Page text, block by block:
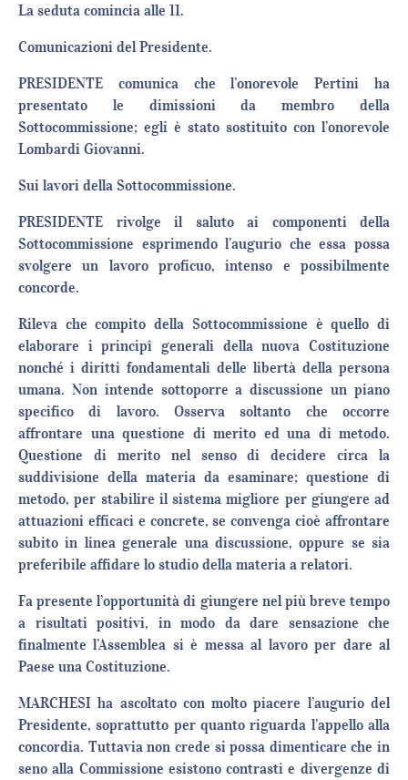
La seduta comincia alle 11.
Comunicazioni del Presidente.
PRESIDENTE comunica che l’onorevole Pertini ha
presentato le dimissioni da membro della
Sottocommissione; egli è stato sostituito con l’onorevole
Lombardi Giovanni.
Sui lavori della Sottocommissione.
PRESIDENTE rivolge il saluto ai componenti della
Sottocommissione esprimendo l’augurio che essa possa
svolgere un lavoro proficuo, intenso e possibilmente
concorde.
Rileva che compito della Sottocommissione è quello di
elaborare i principî generali della nuova Costituzione
nonché i diritti fondamentali delle libertà della persona
umana. Non intende sottoporre a discussione un piano
specifico di lavoro. Osserva soltanto che occorre
affrontare una questione di merito ed una di metodo.
Questione di merito nel senso di decidere circa la
suddivisione della materia da esaminare; questione di
metodo, per stabilire il sistema migliore per giungere ad
attuazioni efficaci e concrete, se convenga cioè affrontare
subito in linea generale una discussione, oppure se sia
preferibile affidare lo studio della materia a relatori.
Fa presente l’opportunità di giungere nel più breve tempo
a risultati positivi, in modo da dare sensazione che
finalmente l’Assemblea si è messa al lavoro per dare al
Paese una Costituzione.
MARCHESI ha ascoltato con molto piacere l’augurio del
Presidente, soprattutto per quanto riguarda l’appello alla
concordia. Tuttavia non crede si possa dimenticare che in
seno alla Commissione esistono contrasti e divergenze di